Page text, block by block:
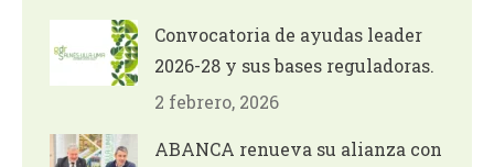
Convocatoria de ayudas leader
2026-28 y sus bases reguladoras.
2 febrero, 2026
ABANCA renueva su alianza con